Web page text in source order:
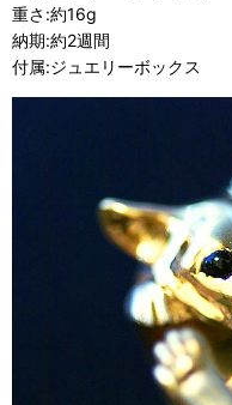
重さ:約16g
納期:約2週間
付属:ジュエリーボックス